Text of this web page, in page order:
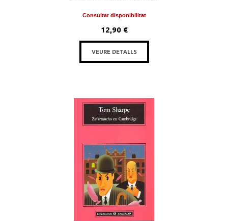
Consultar disponibilitat
12,90 €
VEURE DETALLS